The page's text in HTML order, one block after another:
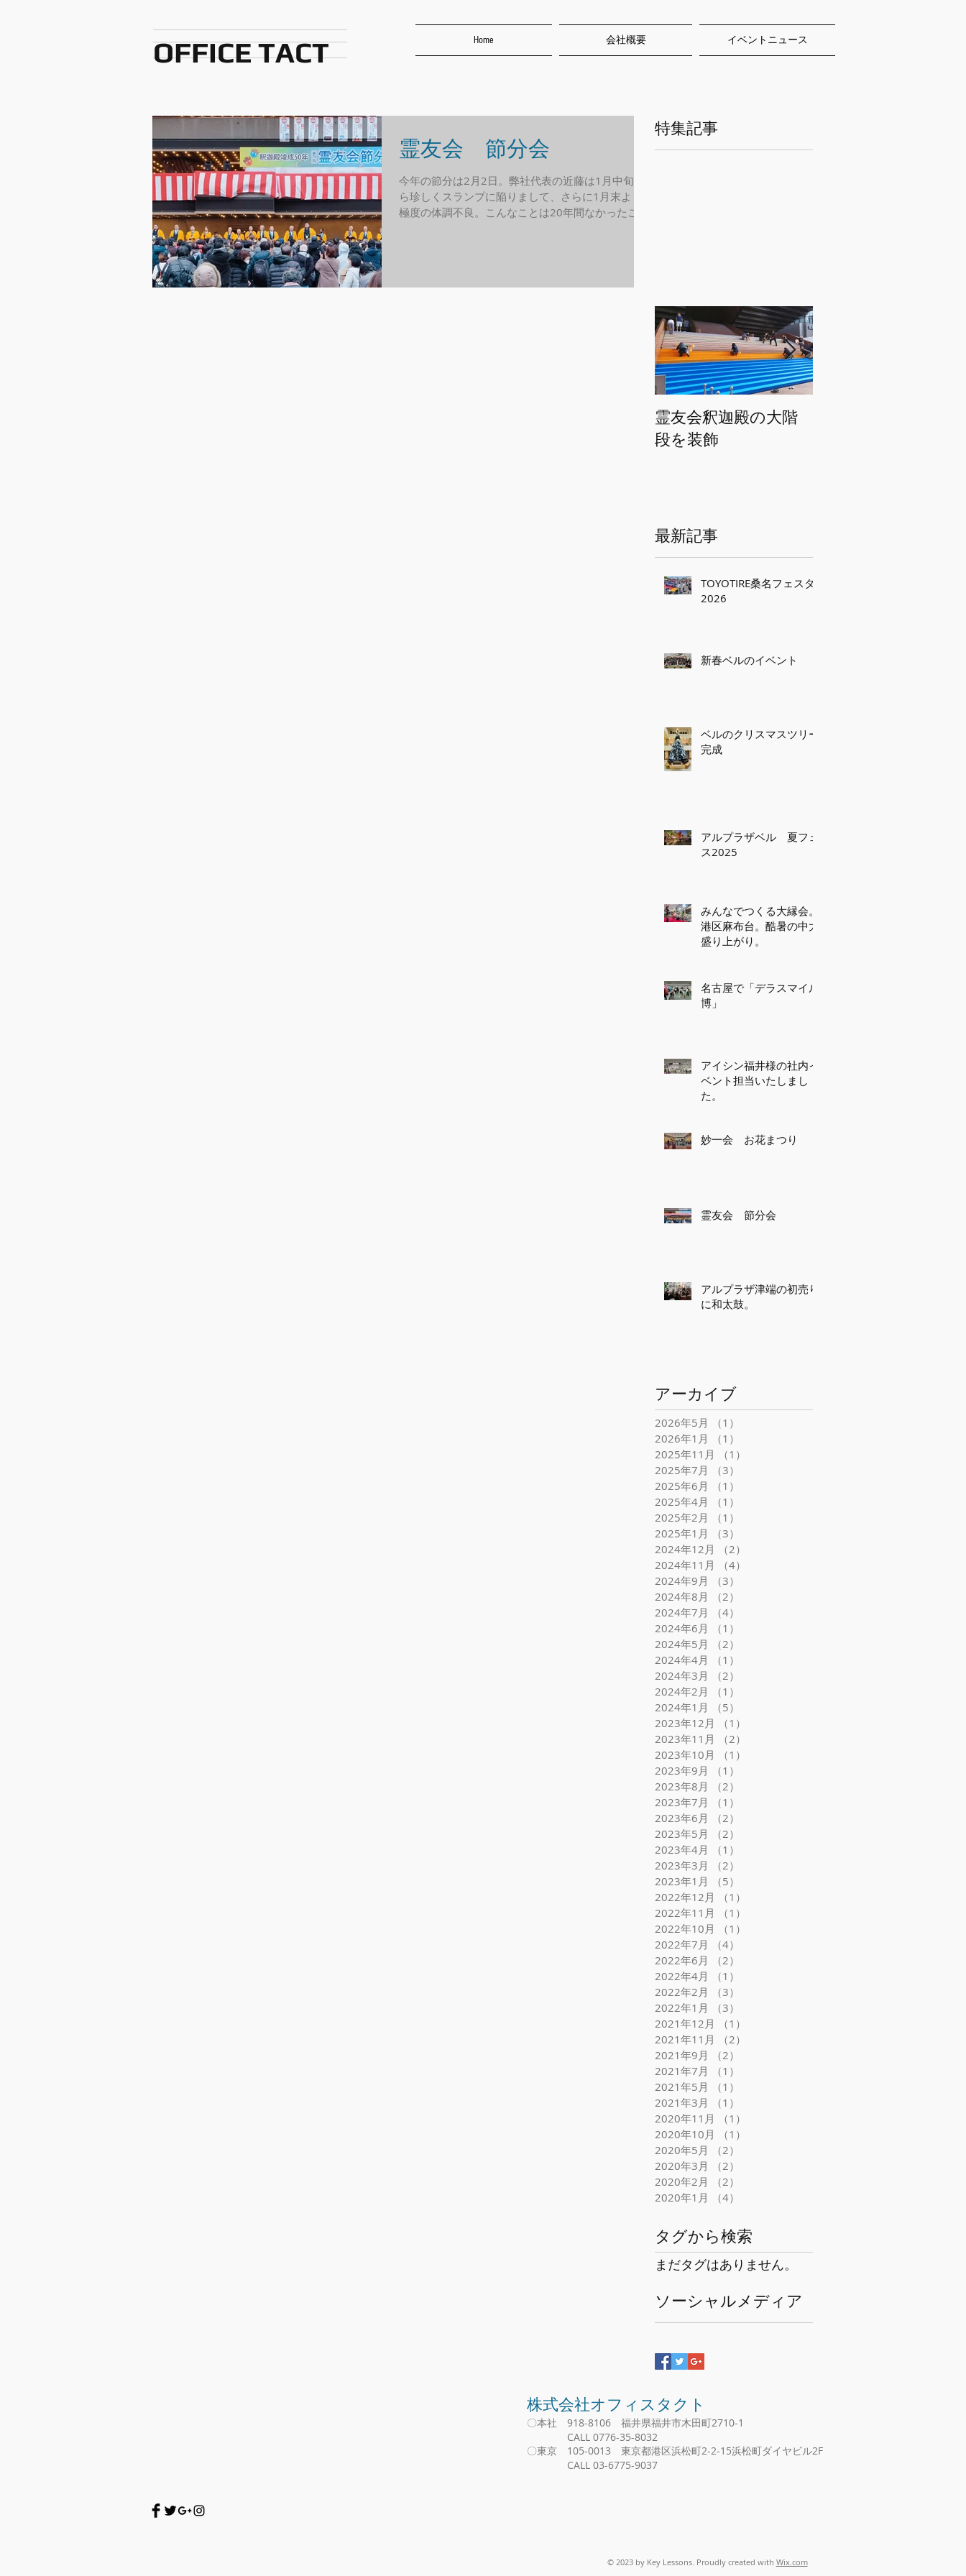
OFFICE TACT Home 会社概要 イベントニュース
霊友会 節分会
今年の節分は2月2日。弊社代表の近藤は1月中旬か
ら珍しくスランプに陥りまして、さらに1月末より
極度の体調不良。こんなことは20年間なかったこと
特集記事
霊友会釈迦殿の大階
段を装飾
最新記事
TOYOTIRE桑名フェスタ
2026
新春ベルのイベント
ベルのクリスマスツリー
完成
アルプラザベル 夏フェ
ス2025
みんなでつくる大縁会。
港区麻布台。酷暑の中大
盛り上がり。
名古屋で「デラスマイル
博」
アイシン福井様の社内イ
ベント担当いたしまし
た。
妙一会 お花まつり
霊友会 節分会
アルプラザ津端の初売り
に和太鼓。
アーカイブ
2026年5月 （1）
2026年1月
（1）
2025年11月
（1）
2025年7月
（3）
2025年6月
（1）
2025年4月
（1）
2025年2月
（1）
2025年1月
（3）
2024年12月
（2）
2024年11月
（4）
2024年9月
（3）
2024年8月
（2）
2024年7月
（4）
2024年6月
（1）
2024年5月
（2）
2024年4月
（1）
2024年3月
（2）
2024年2月
（1）
2024年1月
（5）
2023年12月
（1）
2023年11月
（2）
2023年10月
（1）
2023年9月
（1）
2023年8月
（2）
2023年7月
（1）
2023年6月
（2）
2023年5月
（2）
2023年4月
（1）
2023年3月
（2）
2023年1月
（5）
2022年12月
（1）
2022年11月
（1）
2022年10月
（1）
2022年7月
（4）
2022年6月
（2）
2022年4月
（1）
2022年2月
（3）
2022年1月
（3）
2021年12月
（1）
2021年11月
（2）
2021年9月
（2）
2021年7月
（1）
2021年5月
（1）
2021年3月
（1）
2020年11月
（1）
2020年10月
（1）
2020年5月
（2）
2020年3月
（2）
2020年2月
（2）
2020年1月
（4）
タグから検索
まだタグはありません。
ソーシャルメディア
​株式会社オフィスタクト
〇本社 918-8106 福井県福井市木田町2710-1
CALL 0776-35-8032
〇東京 105-0013 東京都港区浜松町2-2-15浜松町ダイヤビル2F
​ CALL 03-6775-9037
© 2023 by Key Lessons. Proudly created with Wix.com